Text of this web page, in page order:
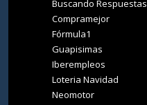
Buscando Respuestas
Compramejor
Fórmula1
Guapisimas
Iberempleos
Loteria Navidad
Neomotor